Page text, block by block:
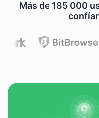
Más de 185 000